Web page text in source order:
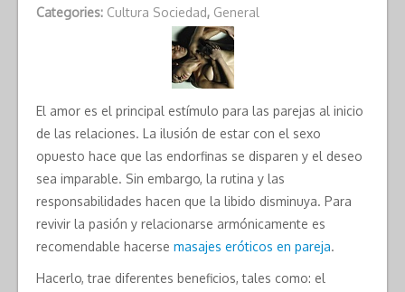
Categories: Cultura Sociedad, General
El amor es el principal estímulo para las parejas al inicio
de las relaciones. La ilusión de estar con el sexo
opuesto hace que las endorfinas se disparen y el deseo
sea imparable. Sin embargo, la rutina y las
responsabilidades hacen que la libido disminuya. Para
revivir la pasión y relacionarse armónicamente es
recomendable hacerse masajes eróticos en pareja.
Hacerlo, trae diferentes beneficios, tales como: el